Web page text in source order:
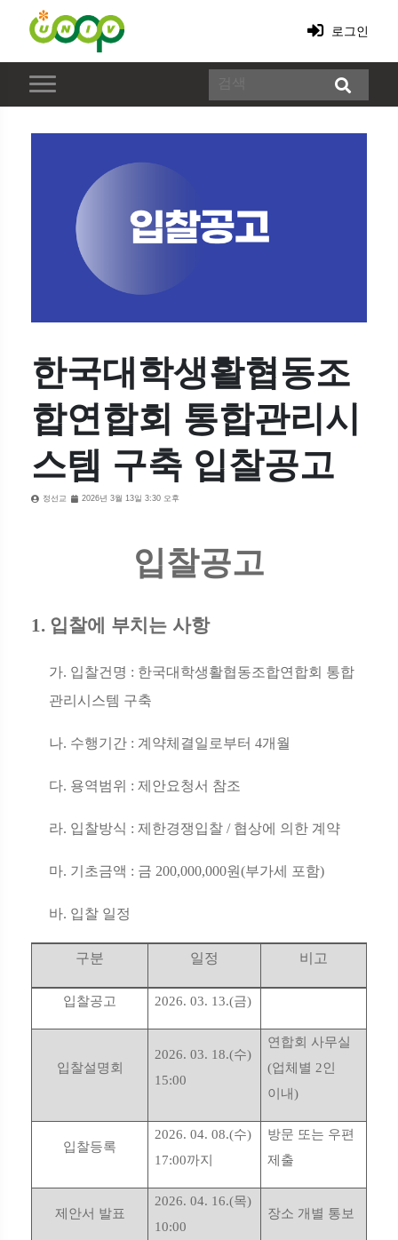
로그인
한국대학생활협동조
합연합회 통합관리시
스템 구축 입찰공고
정선교 2026년 3월 13일 3:30 오후
입찰공고
1. 입찰에 부치는 사항
가. 입찰건명 : 한국대학생활협동조합연합회 통합
관리시스템 구축
나. 수행기간 : 계약체결일로부터 4개월
다. 용역범위 : 제안요청서 참조
라. 입찰방식 : 제한경쟁입찰 / 협상에 의한 계약
마. 기초금액 : 금 200,000,000원(부가세 포함)
바. 입찰 일정
구분 일정 비고
입찰공고 2026. 03. 13.(금)
입찰설명회
2026. 03. 18.(수)
15:00
연합회 사무실
(업체별 2인
이내)
입찰등록
2026. 04. 08.(수)
17:00까지
방문 또는 우편
제출
제안서 발표
2026. 04. 16.(목)
10:00
장소 개별 통보